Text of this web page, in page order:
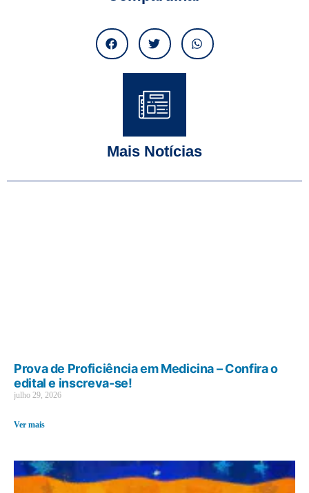
Mais Notícias
Prova de Proficiência em Medicina – Confira o
edital e inscreva-se!
julho 29, 2026
Ver mais